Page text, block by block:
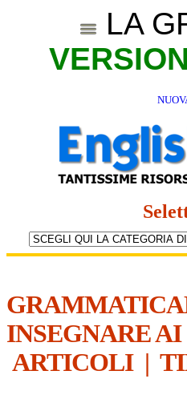
LA
INSEGNARE
ARTICOLI|